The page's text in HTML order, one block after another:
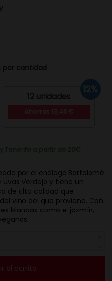
por cantidad
12 unidades
12%
por el enólogo Bartolomé
uvas Verdejo y tiene un
de alta calidad que
vino del que proviene. Con
blancas como el jazmín,
al carrito